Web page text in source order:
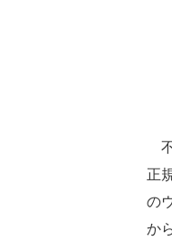
正
の
か